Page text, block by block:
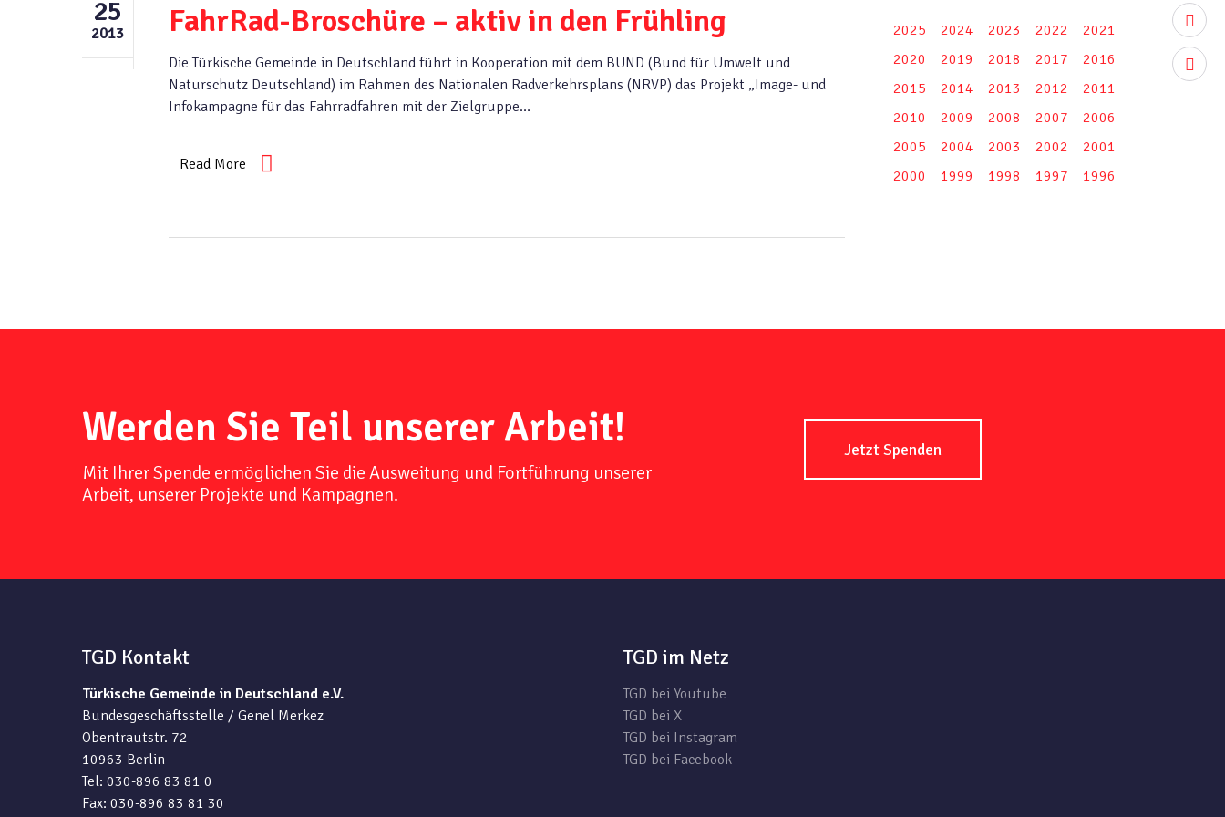
25
2013 FahrRad-Broschüre – aktiv in den Frühling
Die Türkische Gemeinde in Deutschland führt in Kooperation mit dem BUND (Bund für Umwelt und
Naturschutz Deutschland) im Rahmen des Nationalen Radverkehrsplans (NRVP) das Projekt „Image- und
Infokampagne für das Fahrradfahren mit der Zielgruppe…
Read More
2025 2024 2023 2022
2021
2020
2019 2018 2017
2016
2015
2014 2013 2012
2011
2010
2009 2008 2007
2006
2005
2004 2003 2002
2001
2000
1999 1998 1997 1996
Werden Sie Teil unserer Arbeit!
Mit Ihrer Spende ermöglichen Sie die Ausweitung und Fortführung unserer
Arbeit, unserer Projekte und Kampagnen.
Jetzt Spenden
TGD Kontakt
Türkische Gemeinde in Deutschland e.V.
Bundesgeschäftsstelle / Genel Merkez
Obentrautstr. 72
10963 Berlin
Tel: 030-896 83 81 0
Fax: 030-896 83 81 30
TGD im Netz
TGD bei Youtube
TGD bei X
TGD bei Instagram
TGD bei Facebook